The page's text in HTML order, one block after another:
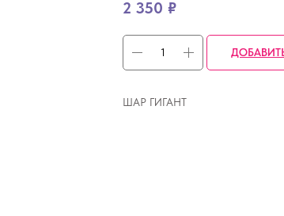
2 350 ₽
ШАР ГИГАНТ